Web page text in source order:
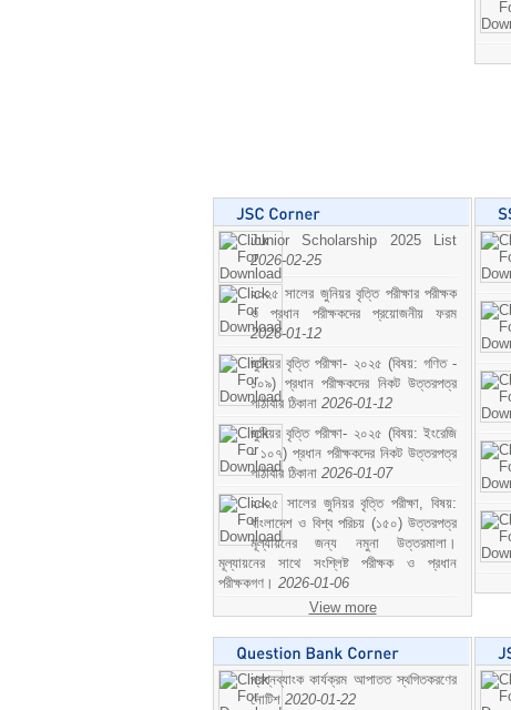
Junior Scholarship 2025 List
2026-02-25
২০২৫ সালের জুনিয়র বৃত্তি পরীক্ষার পরীক্ষক
ও প্রধান পরীক্ষকদের প্রয়োজনীয় ফরম
2026-01-12
জুনিয়র বৃত্তি পরীক্ষা- ২০২৫ (বিষয়: গণিত -
১০৯) প্রধান পরীক্ষকদের নিকট উত্তরপত্র
পাঠাবার ঠিকানা 2026-01-12
জুনিয়র বৃত্তি পরীক্ষা- ২০২৫ (বিষয়: ইংরেজি
- ১০৭) প্রধান পরীক্ষকদের নিকট উত্তরপত্র
পাঠাবার ঠিকানা 2026-01-07
২০২৫ সালের জুনিয়র বৃত্তি পরীক্ষা, বিষয়:
বাংলাদেশ ও বিশ্ব পরিচয় (১৫০) উত্তরপত্র
মূল্যায়নের জন্য নমুনা উত্তরমালা।
মূল্যায়নের সাথে সংশ্লিষ্ট পরীক্ষক ও প্রধান
পরীক্ষকগণ। 2026-01-06
View more
প্রশ্নব্যাংক কার্যক্রম আপাতত স্থগিতকরণের
নোটিশ 2020-01-22